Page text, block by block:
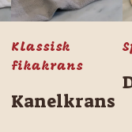
Klassisk
fikakrans
Kanelkrans